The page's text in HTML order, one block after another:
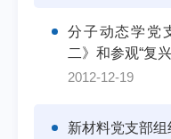
分子动态学党
二》和参观“复
2012-12-19
新材料党支部组